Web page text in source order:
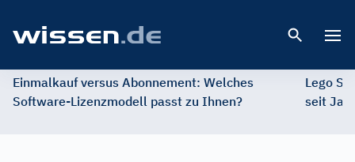
Einmalkauf versus Abonnement: Welches
Software-Lizenzmodell passt zu Ihnen?
Lego
seit